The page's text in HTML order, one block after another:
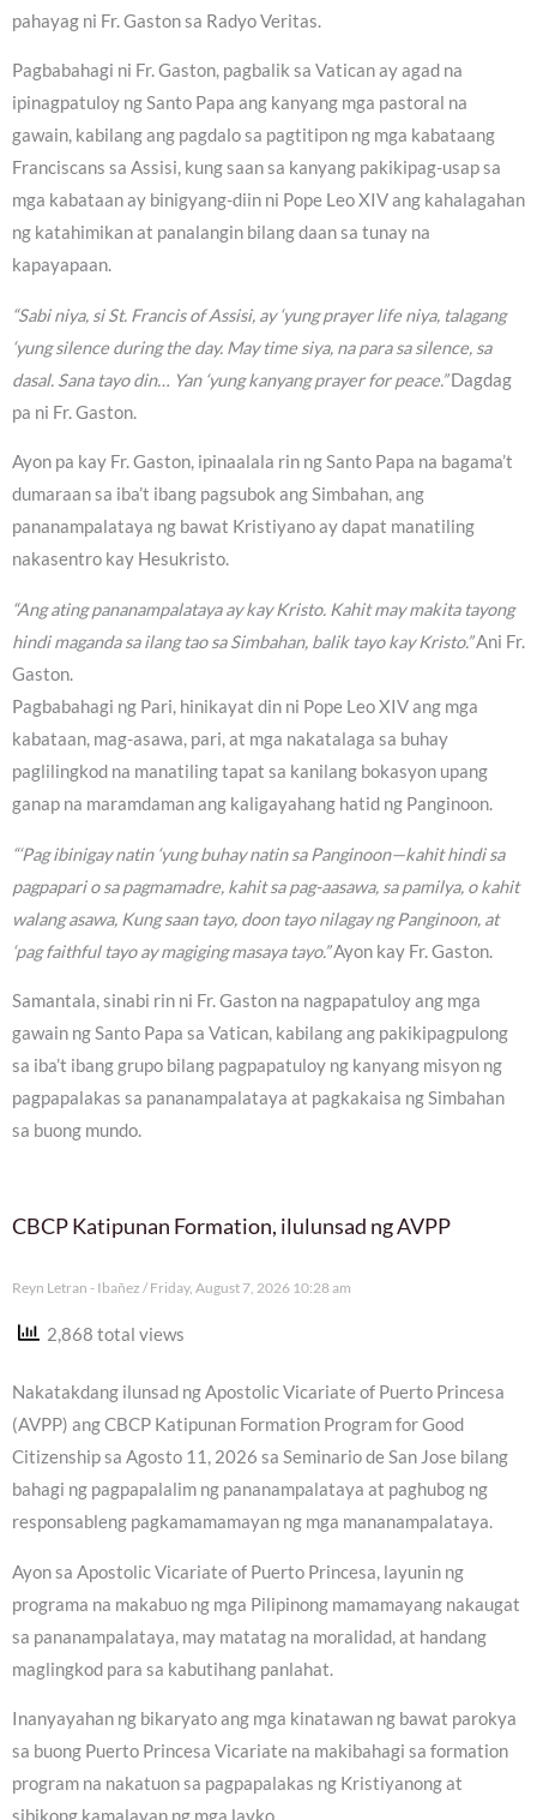
pahayag ni Fr. Gaston sa Radyo Veritas.
Pagbabahagi ni Fr. Gaston, pagbalik sa Vatican ay agad na
ipinagpatuloy ng Santo Papa ang kanyang mga pastoral na
gawain, kabilang ang pagdalo sa pagtitipon ng mga kabataang
Franciscans sa Assisi, kung saan sa kanyang pakikipag-usap sa
mga kabataan ay binigyang-diin ni Pope Leo XIV ang kahalagahan
ng katahimikan at panalangin bilang daan sa tunay na
kapayapaan.
“Sabi niya, si St. Francis of Assisi, ay ‘yung prayer life niya, talagang
‘yung silence during the day. May time siya, na para sa silence, sa
dasal. Sana tayo din… Yan ‘yung kanyang prayer for peace.”Dagdag
pa ni Fr. Gaston.
Ayon pa kay Fr. Gaston, ipinaalala rin ng Santo Papa na bagama’t
dumaraan sa iba’t ibang pagsubok ang Simbahan, ang
pananampalataya ng bawat Kristiyano ay dapat manatiling
nakasentro kay Hesukristo.
“Ang ating pananampalataya ay kay Kristo. Kahit may makita tayong
hindi maganda sa ilang tao sa Simbahan, balik tayo kay Kristo.”Ani Fr.
Gaston.
Pagbabahagi ng Pari, hinikayat din ni Pope Leo XIV ang mga
kabataan, mag-asawa, pari, at mga nakatalaga sa buhay
paglilingkod na manatiling tapat sa kanilang bokasyon upang
ganap na maramdaman ang kaligayahang hatid ng Panginoon.
“‘Pag ibinigay natin ‘yung buhay natin sa Panginoon—kahit hindi sa
pagpapari o sa pagmamadre, kahit sa pag-aasawa, sa pamilya, o kahit
walang asawa, Kung saan tayo, doon tayo nilagay ng Panginoon, at
‘pag faithful tayo ay magiging masaya tayo.”Ayon kay Fr. Gaston.
Samantala, sinabi rin ni Fr. Gaston na nagpapatuloy ang mga
gawain ng Santo Papa sa Vatican, kabilang ang pakikipagpulong
sa iba’t ibang grupo bilang pagpapatuloy ng kanyang misyon ng
pagpapalakas sa pananampalataya at pagkakaisa ng Simbahan
sa buong mundo.
CBCP Katipunan Formation, ilulunsad ng AVPP
Reyn Letran - Ibañez Friday, August 7, 2026 10:28 am
2,868 total views
Nakatakdang ilunsad ng Apostolic Vicariate of Puerto Princesa
(AVPP) ang CBCP Katipunan Formation Program for Good
Citizenship sa Agosto 11, 2026 sa Seminario de San Jose bilang
bahagi ng pagpapalalim ng pananampalataya at paghubog ng
responsableng pagkamamamayan ng mga mananampalataya.
Ayon sa Apostolic Vicariate of Puerto Princesa, layunin ng
programa na makabuo ng mga Pilipinong mamamayang nakaugat
sa pananampalataya, may matatag na moralidad, at handang
maglingkod para sa kabutihang panlahat.
Inanyayahan ng bikaryato ang mga kinatawan ng bawat parokya
sa buong Puerto Princesa Vicariate na makibahagi sa formation
program na nakatuon sa pagpapalakas ng Kristiyanong at